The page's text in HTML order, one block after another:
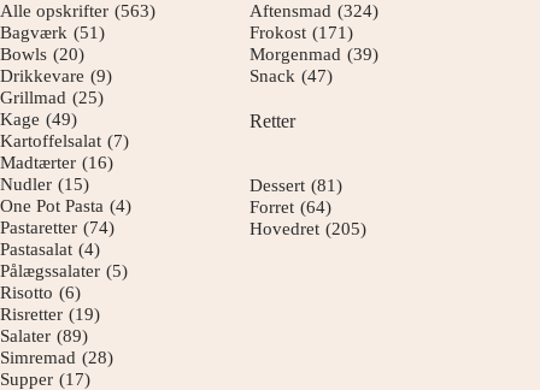
Alle opskrifter (563)
Bagværk (51)
Bowls (20)
Drikkevare (9)
Grillmad (25)
Kage (49)
Kartoffelsalat (7)
Madtærter (16)
Nudler (15)
One Pot Pasta (4)
Pastaretter (74)
Pastasalat (4)
Pålægssalater (5)
Risotto (6)
Risretter (19)
Salater (89)
Simremad (28)
Supper (17)
Aftensmad (324)
Frokost (171)
Morgenmad (39)
Snack (47)
Retter
Dessert (81)
Forret (64)
Hovedret (205)